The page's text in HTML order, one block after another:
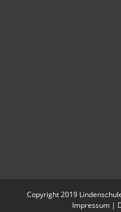
Copyright 2019
Impressum|